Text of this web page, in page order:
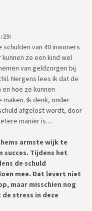
van 40 inwoners
ze een kind wel
van geldzorgen bij
Nergens lees ik dat de
hoe ze kunnen
Ik denk, onder
afgelost wordt, door
manier is....
armste wijk te
succes. Tijdens het
de schuld
mee. Dat levert niet
maar misschien nog
stress in deze